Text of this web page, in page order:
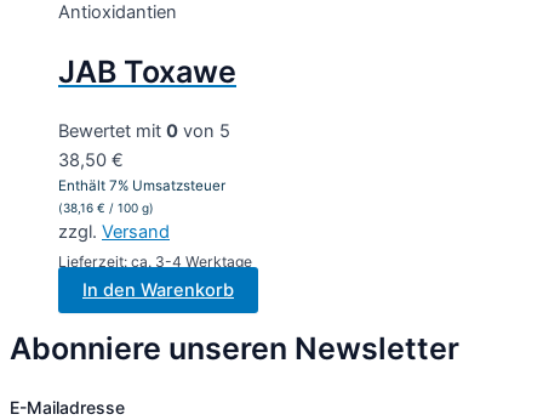
Antioxidantien
JAB Toxawe
Bewertet mit 0 von 5
38,50 €
Enthält 7% Umsatzsteuer
(38,16 € / 100 g)
zzgl. Versand
Lieferzeit: ca. 3-4 Werktage
In den Warenkorb
Abonniere unseren Newsletter
E-Mailadresse